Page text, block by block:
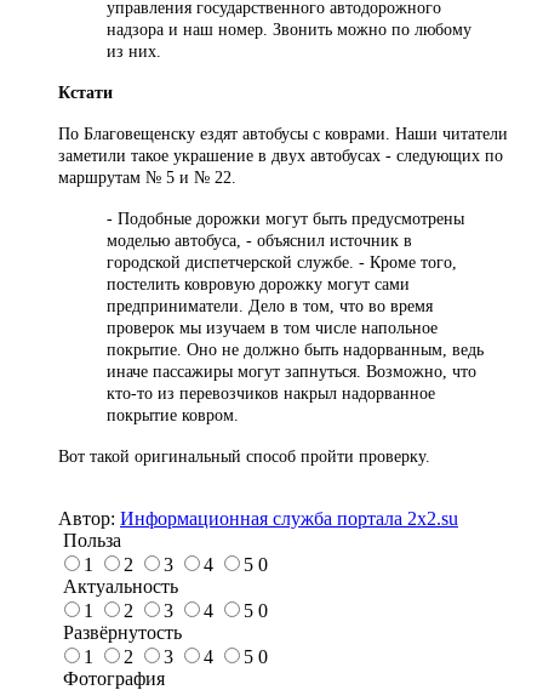
управления государственного автодорожного
надзора и наш номер. Звонить можно по любому
из них.
Кстати
По Благовещенску ездят автобусы с коврами. Наши читатели
заметили такое украшение в двух автобусах - следующих по
маршрутам № 5 и № 22.
- Подобные дорожки могут быть предусмотрены
моделью автобуса, - объяснил источник в
городской диспетчерской службе. - Кроме того,
постелить ковровую дорожку могут сами
предприниматели. Дело в том, что во время
проверок мы изучаем в том числе напольное
покрытие. Оно не должно быть надорванным, ведь
иначе пассажиры могут запнуться. Возможно, что
кто-то из перевозчиков накрыл надорванное
покрытие ковром.
Вот такой оригинальный способ пройти проверку.
Автор: Информационная служба портала 2x2.su
Польза
1
2 3 4 5 0
Актуальность
1
2 3 4 5 0
Развёрнутость
1
2 3 4 5 0
Фотография